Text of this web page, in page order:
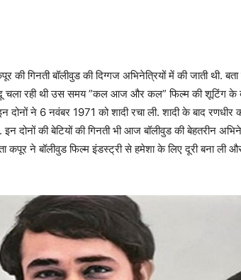
गिनती बॉलीवुड की दिग्गज अभिनेत्रियों में की जाती थी. बता
चला रही थी उस समय ”कल आज और कल” फिल्म की शूटिंग के
ने 6 नवंबर 1971 को शादी रचा ली. शादी के बाद रणधीर
दोनों की बेटियों की गिनती भी आज बॉलीवुड की बेहतरीन
कपूर ने बॉलीवुड फिल्म इंडस्ट्री से हमेशा के लिए दूरी बना